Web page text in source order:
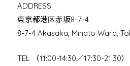
ADDRESS
東京都港区赤坂8-7-4
8-7-4 Akasaka, Minato Ward,
TEL （11:00-14:30／17:30-21:30）